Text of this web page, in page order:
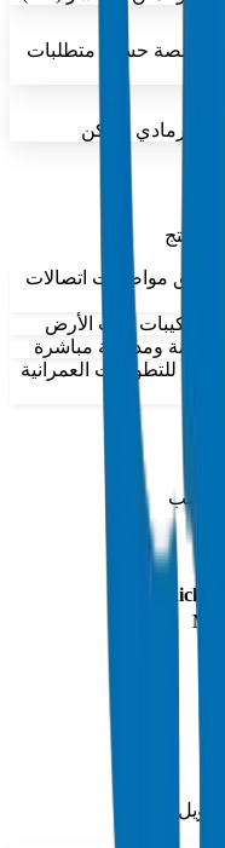
قياسية 5.8 متر أو مخصصة حسب متطلبات
والرمادي الداكن
المنتج
وفق مواصفات اتصالات
للتركيبات تحت الأرض
ومدفونة مباشرة
للتطويرات العمرانية
Wall
Min